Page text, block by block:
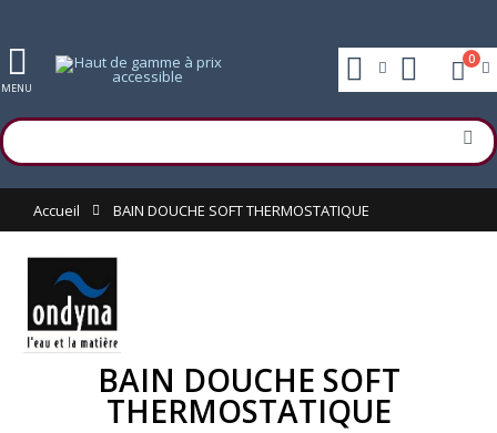
MENU
0
Accueil BAIN DOUCHE SOFT THERMOSTATIQUE
BAIN DOUCHE SOFT
THERMOSTATIQUE